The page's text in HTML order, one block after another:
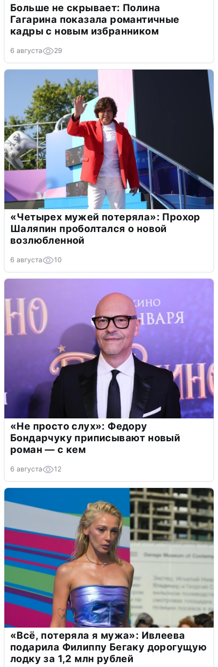
Больше не скрывает: Полина
Гагарина показала романтичные
кадры с новым избранником
6 августа 29
«Четырех мужей потеряла»: Прохор
Шаляпин проболтался о новой
возлюбленной
6 августа 10
«Не просто слух»: Федору
Бондарчуку приписывают новый
роман — с кем
6 августа 12
«Всё, потеряла я мужа»: Ивлеева
подарила Филиппу Бегаку дорогущую
лодку за 1,2 млн рублей